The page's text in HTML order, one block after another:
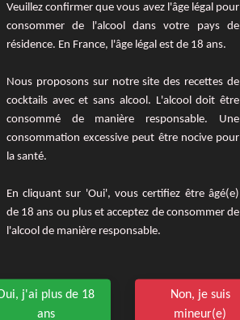
deux cocktails lors de la première heure
suivante. Cela signifie que si votre fête dure 3
affecter cette estimation et il est
Veuillez confirmer que vous avez l'âge légal pour
consommer de l'alcool dans votre pays de
résidence. En France, l'âge légal est de 18 ans.
Nous proposons sur notre site des recettes de
cocktails avec et sans alcool. L'alcool doit être
consommé de manière responsable. Une
consommation excessive peut être nocive pour
la santé.
En cliquant sur 'Oui', vous certifiez être âgé(e)
de 18 ans ou plus et acceptez de consommer de
l'alcool de manière responsable.
j'ai plus de 18
ans
Non, je suis
mineur(e)